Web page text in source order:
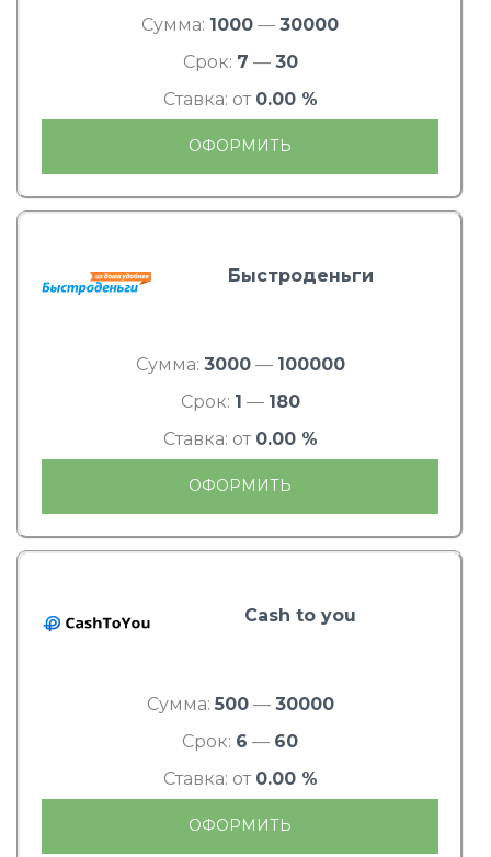
Сумма: 1000 — 30000
Срок: 7 — 30
Ставка: от 0.00 %
ОФОРМИТЬ
Быстроденьги
Сумма: 3000— 100000
Срок: 1 — 180
Ставка: от 0.00 %
ОФОРМИТЬ
Cash to you
Сумма: 500— 30000
Срок: 6 — 60
Ставка: от 0.00 %
ОФОРМИТЬ